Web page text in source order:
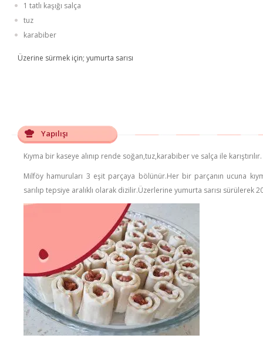
1 tatlı kaşığı salça
tuz
karabiber
Üzerine sürmek için; yumurta sarısı
Yapılışı
Kıyma bir kaseye alınıp rende soğan,tuz,karabiber ve salça ile karıştırılır.
Milföy hamuruları 3 eşit parçaya bölünür.Her bir parçanın ucuna
sarılıp tepsiye aralıklı olarak dizilir.Üzerlerine yumurta sarısı sürülerek